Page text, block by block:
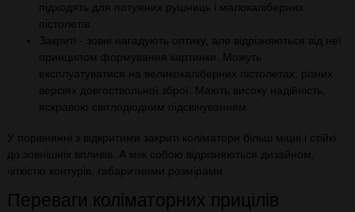
підходять для потужних рушниць і малокаліберних
пістолетів.
Закриті - зовні нагадують оптику, але відрізняються від неї
принципом формування картинки. Можуть
експлуатуватися на великокаліберних пістолетах, різних
версіях довгоствольної зброї. Мають високу надійність,
яскравою світлодіодним підсвічуванням.
У порівнянні з відкритими закриті коліматори більш міцні і стійкі
до зовнішніх впливів. А між собою відрізняються дизайном,
чіткістю контурів, габаритними розмірами.
Переваги коліматорних прицілів